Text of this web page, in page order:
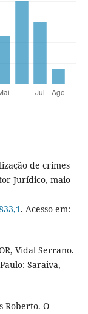
de crimes
Jurídico, maio
. Acesso em:
Vidal Serrano.
Saraiva,
Roberto. O